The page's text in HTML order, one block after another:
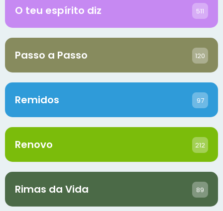
O teu espírito diz 511
Passo a Passo 120
Remidos 97
Renovo 212
Rimas da Vida 89